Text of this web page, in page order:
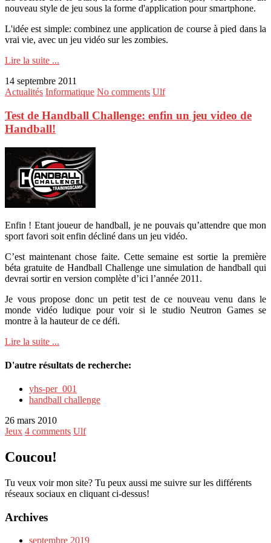
nouveau style de jeu sous la forme d'application pour smartphone.
L'idée est simple: combinez une application de course à pied dans la
vrai vie, avec un jeu vidéo sur les zombies.
Lire la suite ...
14 septembre 2011
Actualités Informatique No comments Ulf
Test de Handball Challenge: enfin un jeu video de
Handball!
Enfin ! Etant joueur de handball, je ne pouvais qu’attendre que mon
sport favori soit enfin décliné dans un jeu vidéo.
C’est maintenant chose faite. Cette semaine est sortie la première
béta gratuite de Handball Challenge une simulation de handball qui
devrai sortir en version complète d’ici l’année 2011.
Je vous propose donc un petit test de ce nouveau venu dans le
monde vidéo ludique pour voir si le studio Neutron Games se
montre à la hauteur de ce défi.
Lire la suite ...
D'autre résultats de recherche:
yhs-per_001
handball challenge
26 mars 2010
Jeux 4 comments Ulf
Coucou!
Tu veux voir mon site? Tu peux aussi me suivre sur les différents
réseaux sociaux en cliquant ci-dessus!
Archives
septembre 2019